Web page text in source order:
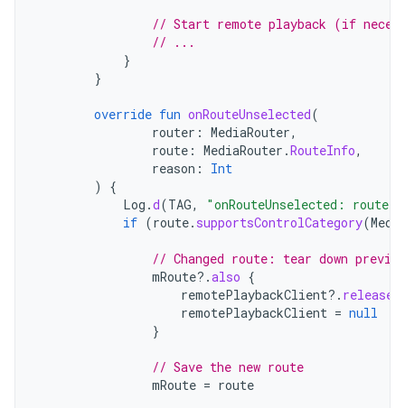
// Start remote playback (if
// ...
}
}
override fun onRouteUnselected(
router : MediaRouter,
route : MediaRouter .RouteInfo,
reason :
Int
)
{
Log .d(TAG, "onRouteUnselected: route=
if (route. supportsControlCategory(
// Changed route: tear down
mRoute?.also {
remotePlaybackClient?. release
remotePlaybackClient = null
}
// Save the new route
mRoute = route